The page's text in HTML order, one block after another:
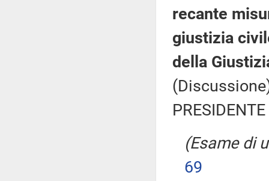
recante
giustizia
della
(Esame di
69